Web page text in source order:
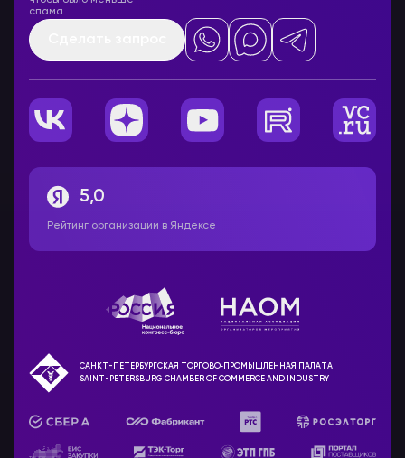
спама
5,0
Рейтинг организации в Яндексе
САНКТ-ПЕТЕРБУРГСКАЯ ТОРГОВО‑ПРОМЫШЛЕННАЯ ПАЛАТА
SAINT-PETERSBURG CHAMBER OF COMMERCE AND INDUSTRY